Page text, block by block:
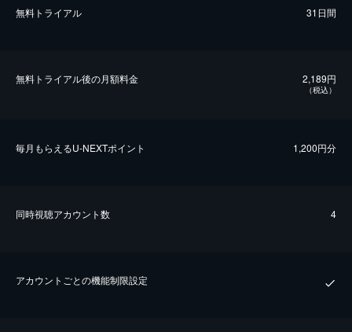
無料トライアル 31日間
無料トライアル後の⽉額料金 2,189円
（税込）
毎⽉もらえるU-NEXTポイント 1,200円分
同時視聴アカウント数 4
アカウントごとの機能制限設定